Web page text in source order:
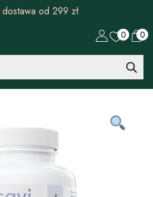
zakup od 299 zł
0 0